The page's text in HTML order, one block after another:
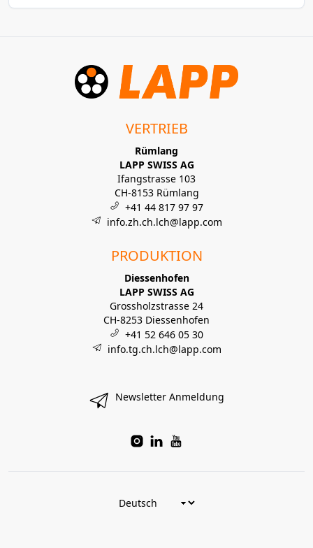
VERTRIEB
Rümlang
LAPP SWISS AG
Ifangstrasse 103
CH-8153 Rümlang
+41 44 817 97 97
info.zh.ch.lch@lapp.com
PRODUKTION
Diessenhofen
LAPP SWISS AG
Grossholzstrasse 24
CH-8253 Diessenhofen
+41 52 646 05 30
info.tg.ch.lch@lapp.com
Newsletter Anmeldung